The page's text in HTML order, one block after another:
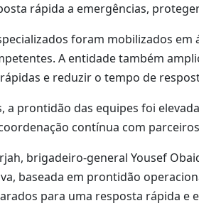
rápida a emergências,
foram mobilizados
A entidade também
e reduzir o tempo de
a prontidão das equipes foi
contínua com
brigadeiro-general Yousef
baseada em prontidão
para uma resposta rápida e